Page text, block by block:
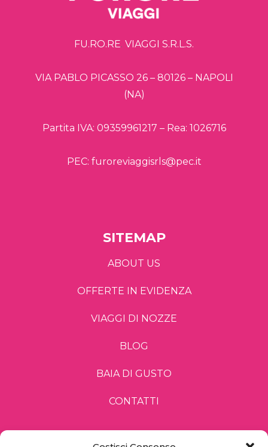
FU.RO.RE. VIAGGI S.R.L.S.
VIA PABLO PICASSO 26 – 80126 – NAPOLI
(NA)
Partita IVA: 09359961217 – Rea: 1026716
PEC: furoreviaggisrls@pec.it
SITEMAP
ABOUT US
OFFERTE IN EVIDENZA
VIAGGI DI NOZZE
BLOG
BAIA DI GUSTO
CONTATTI